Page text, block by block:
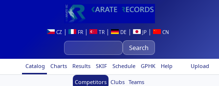
CZ | FR | TR | DE | JP | CN
Upload
Catalog Charts Results SKIF Schedule GPHK Help
Competitors Clubs Teams